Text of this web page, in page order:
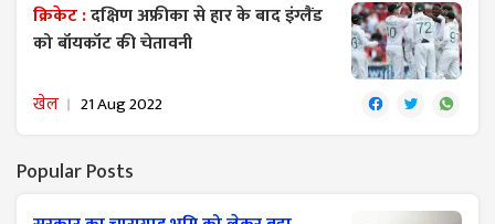
क्रिकेट :दक्षिण अफ्रीका से हार के बाद इंग्लैंड
को बॉयकॉट की चेतावनी
खेल 21 Aug 2022
Popular Posts